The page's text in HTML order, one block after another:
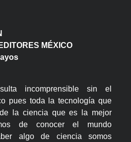
MÉXICO
incomprensible sin el
pues toda la tecnología que
la ciencia que es la mejor
de conocer el mundo
algo de ciencia somos